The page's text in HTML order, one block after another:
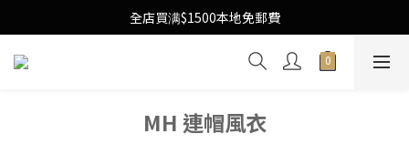
Free Local Shipping Upon $1500 purchase
全店買满$1500本地免郵費
Free Local Shipping Upon $1500 purchase
MH 連帽風衣